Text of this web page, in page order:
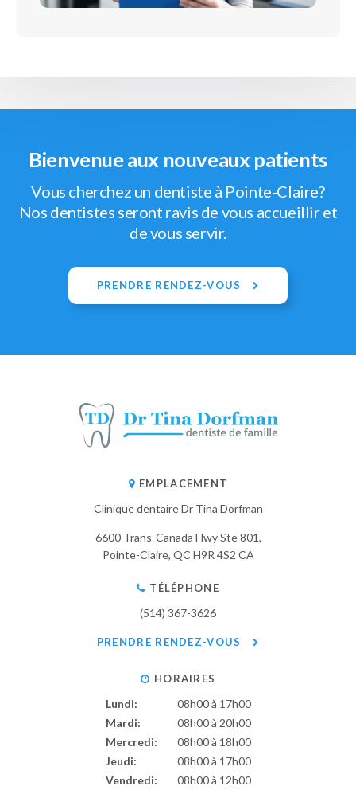
Bienvenue aux nouveaux patients
Vous cherchez un dentiste à Pointe-Claire?
Nos dentistes seront ravis de vous accueillir et
de vous servir.
PRENDRE RENDEZ-VOUS
EMPLACEMENT
Clinique dentaire Dr Tina Dorfman
6600 Trans-Canada Hwy Ste 801
Pointe-Claire QC H9R 4S2 CA
TÉLÉPHONE
(514) 367-3626
PRENDRE RENDEZ-VOUS
HORAIRES
Lundi:
08h00 à 17h00
Mardi:
08h00 à 20h00
Mercredi:
08h00 à 18h00
Jeudi:
08h00 à 17h00
Vendredi:
08h00 à 12h00